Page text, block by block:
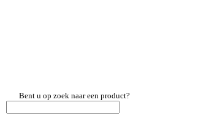
Bent u op zoek naar een product?